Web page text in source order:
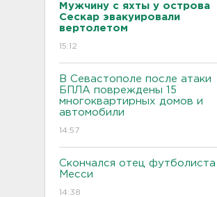
Мужчину с яхты у острова
Сескар эвакуировали
вертолетом
15:12
В Севастополе после атаки
БПЛА повреждены 15
многоквартирных домов и
автомобили
14:57
Скончался отец футболиста
Месси
14:38